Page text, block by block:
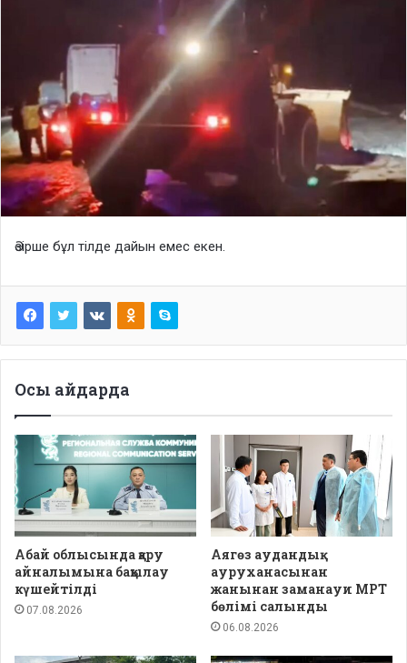
Әзірше бұл тілде дайын емес екен.
Осы айдарда
Абай облысында қару
айналымына бақылау
күшейтілді
07.08.2026
Аягөз аудандық
ауруханасынан
жанынан заманауи МРТ
бөлімі салынды
06.08.2026